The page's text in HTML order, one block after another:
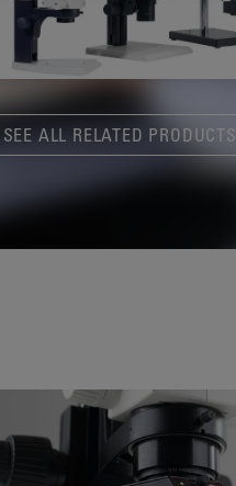
SEE ALL RELATED PRODUCTS